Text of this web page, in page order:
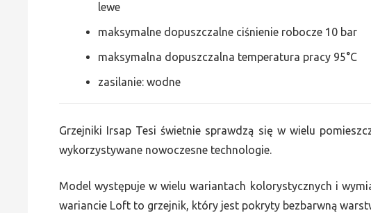
lewe
maksymalne dopuszczalne ciśnienie robocze 10 bar
maksymalna dopuszczalna temperatura pracy 95°C
zasilanie: wodne
Grzejniki Irsap Tesi świetnie sprawdzą się w wielu
wykorzystywane nowoczesne technologie.
Model występuje w wielu wariantach kolorystycznych i
wariancie Loft to grzejnik, który jest pokryty bezbarwną